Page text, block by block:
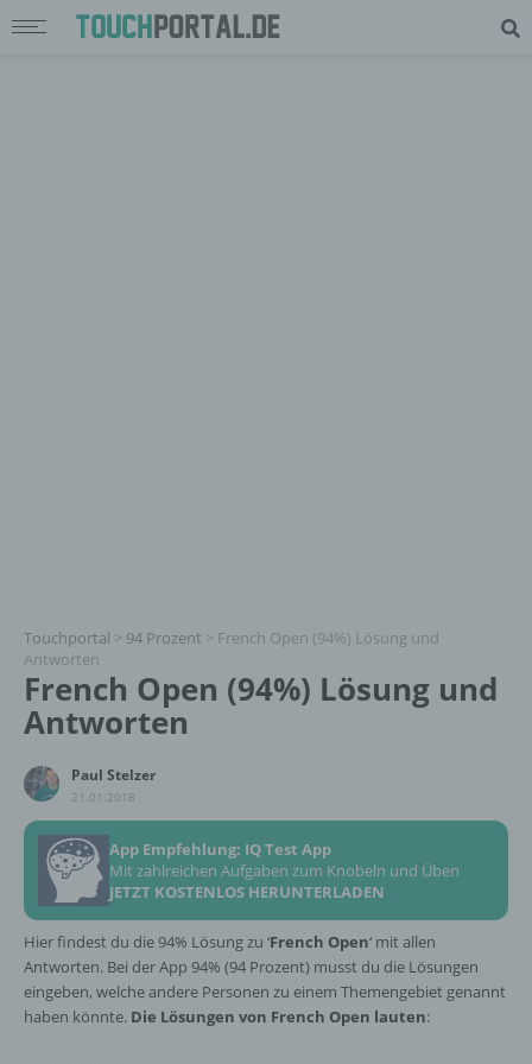
Touchportal > 94 Prozent > French Open (94%) Lösung und
Antworten
French Open (94%) Lösung und
Antworten
Paul Stelzer
21.01.2018
App Empfehlung: IQ Test App
Mit zahlreichen Aufgaben zum Knobeln und Üben
JETZT KOSTENLOS HERUNTERLADEN
Hier findest du die 94% Lösung zu ‘French Open‘ mit allen
Antworten. Bei der App 94% (94 Prozent) musst du die Lösungen
eingeben, welche andere Personen zu einem Themengebiet genannt
haben könnte. Die Lösungen von French Open lauten: